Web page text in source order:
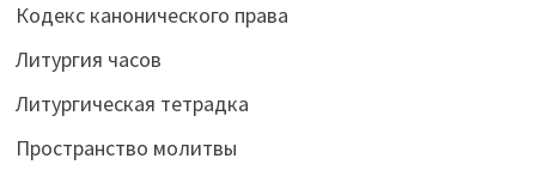
Кодекс канонического права
Литургия часов
Литургическая тетрадка
Пространство молитвы